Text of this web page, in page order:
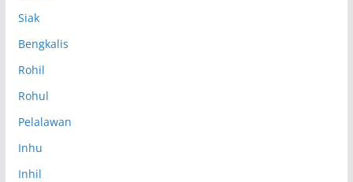
Siak
Bengkalis
Rohil
Rohul
Pelalawan
Inhu
Inhil